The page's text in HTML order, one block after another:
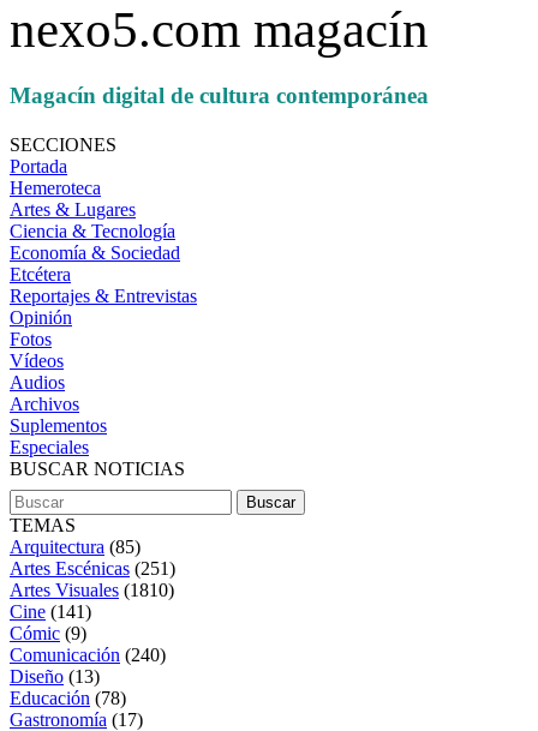
nexo5.com magacín
Magacín digital de cultura contemporánea
SECCIONES
Portada
Hemeroteca
Artes & Lugares
Ciencia & Tecnología
Economía & Sociedad
Etcétera
Reportajes & Entrevistas
Opinión
Fotos
Vídeos
Audios
Archivos
Suplementos
Especiales
BUSCAR NOTICIAS
TEMAS
Arquitectura (85)
Artes Escénicas (251)
Artes Visuales (1810)
Cine (141)
Cómic (9)
Comunicación (240)
Diseño (13)
Educación (78)
Gastronomía (17)